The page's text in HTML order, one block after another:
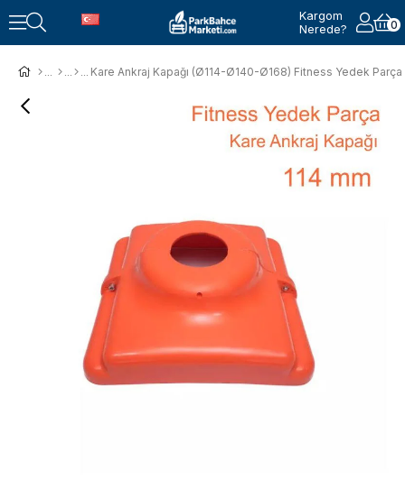
0
Kargom
Nerede?
Kare Ankraj Kapağı (Ø114-Ø140-Ø168) Fitness Yedek Parça